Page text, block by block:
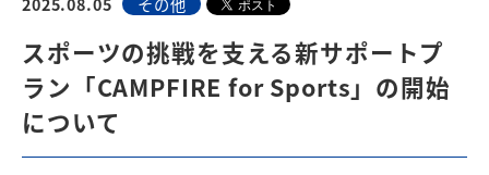
スポーツの挑戦を支える新サポートプ
ラン「CAMPFIRE for Sports」の開始
について